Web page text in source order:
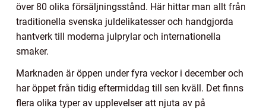
över 80 olika försäljningsstånd. Här hittar man allt från
traditionella svenska juldelikatesser och handgjorda
hantverk till moderna julprylar och internationella
smaker.
Marknaden är öppen under fyra veckor i december och
har öppet från tidig eftermiddag till sen kväll. Det finns
flera olika typer av upplevelser att njuta av på